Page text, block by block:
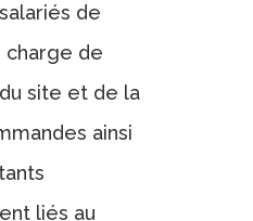
de
de
site et de la
ainsi
liés au